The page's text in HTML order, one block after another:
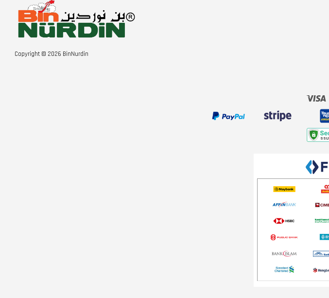
Copyright © 2026 BinNurdin